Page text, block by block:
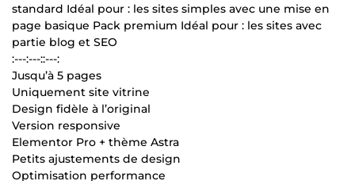
standard Idéal pour : les sites simples avec une mise en
page basique Pack premium Idéal pour : les sites avec
partie blog et SEO
:---:---::---:
Jusqu’à 5 pages
Uniquement site vitrine
Design fidèle à l’original
Version responsive
Elementor Pro + thème Astra
Petits ajustements de design
Optimisation performance